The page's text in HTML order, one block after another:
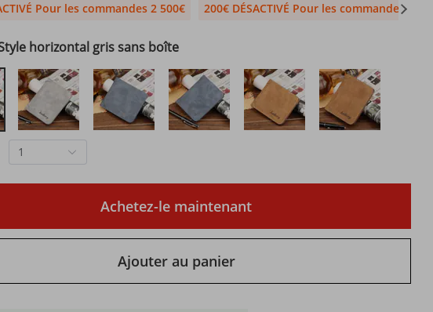
Pour les commandes 2 500€ 200€ DÉSACTIVÉ Pour les commandes 1
horizontal gris sans boîte
1
Achetez-le maintenant
Ajouter au panier